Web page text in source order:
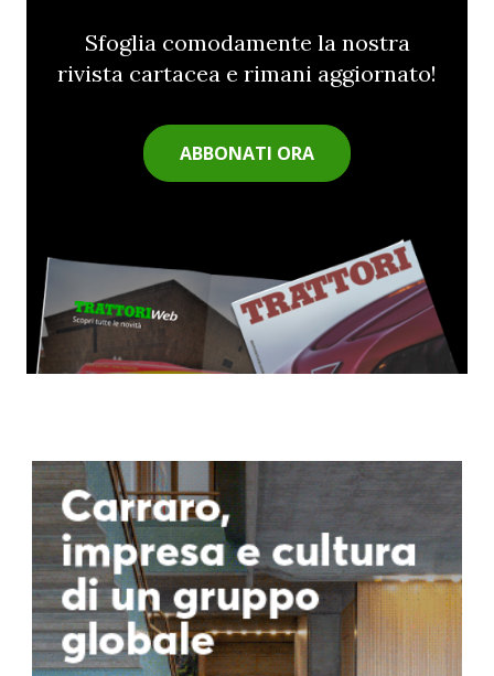
Sfoglia comodamente la nostra
rivista cartacea e rimani aggiornato!
ABBONATI ORA